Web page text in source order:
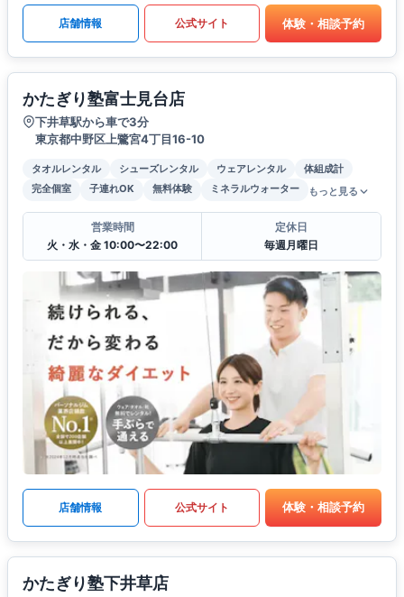
店舗情報 公式サイト 体験・相談予約
かたぎり塾富士見台店
下井草駅から車で3分
東京都中野区上鷺宮4丁目16-10
タオルレンタル シューズレンタル ウェアレンタル
体組成計
完全個室
子連れOK 無料体験 ミネラルウォーター もっと見る
営業時間
火・水・金 10:00〜22:00
定休日
毎週月曜日
店舗情報 公式サイト 体験・相談予約
かたぎり塾下井草店